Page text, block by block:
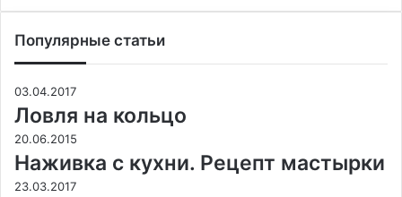
Популярные статьи
03.04.2017
Ловля на кольцо
20.06.2015
Наживка с кухни. Рецепт мастырки
23.03.2017